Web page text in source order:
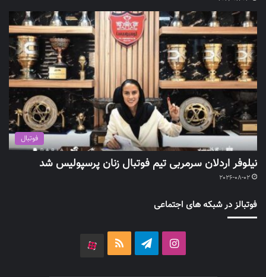
فوتبال
نیلوفر اردلان سرمربی تیم فوتبال زنان پرسپولیس شد
2026-08-02
فوتبالز در شبکه های اجتماعی
اینستاگرامتلگرام خوراک